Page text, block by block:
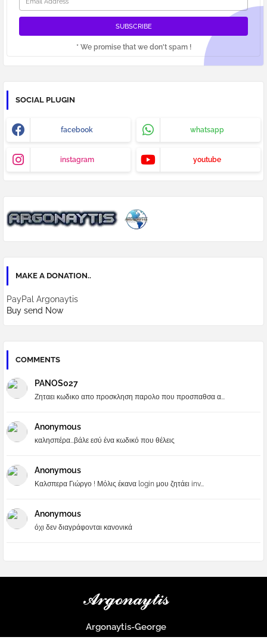
* We promise that we don't spam !
SOCIAL PLUGIN
facebook whatsapp
instagram youtube
MAKE A DONATION..
PayPal Argonaytis
Buy send Now
COMMENTS
PANOS027
Ζηταει κωδικο απο προσκληση παρολο που προσπαθσα α...
Anonymous
καλησπέρα...βάλε εσύ ένα κωδικό που θέλεις
Anonymous
Καλσπερα Γιώργο ! Μόλις έκανα login μου ζητάει inv...
Anonymous
όχι δεν διαγράφονται κανονικά
Argonaytis-George